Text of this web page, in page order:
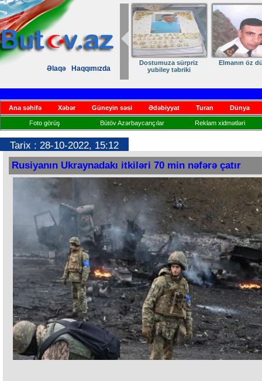
Əlaqə Haqqımızda
Dostumuza sürpriz
yubiley təbriki
Elmanın öz
Ana səhifə Xəbər Güneyin səsi Ədəbiyyat Turan Dünya
Foto görüş Bütöv Azərbaycançılar Reklam xidmətləri
Tarix : 28-10-2022, 15:12
Rusiyanın Ukraynadakı itkiləri 70 min nəfərə çatır